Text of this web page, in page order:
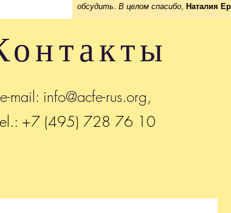
обсудить. В целом спасибо, Наталия
e-mail: info@acfe-rus.org,
+7 (495) 728 76 10